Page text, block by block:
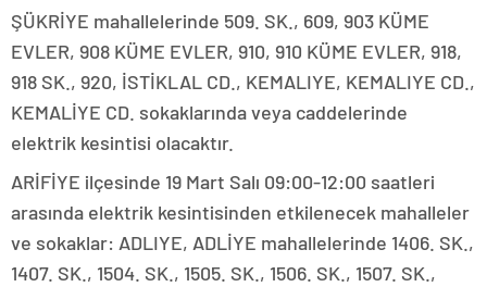
ŞÜKRİYE mahallelerinde 509. SK., 609, 903 KÜME
EVLER, 908 KÜME EVLER, 910, 910 KÜME EVLER, 918,
918 SK., 920, İSTİKLAL CD., KEMALIYE, KEMALIYE CD.,
KEMALİYE CD. sokaklarında veya caddelerinde
elektrik kesintisi olacaktır.
ARİFİYE ilçesinde 19 Mart Salı 09:00-12:00 saatleri
arasında elektrik kesintisinden etkilenecek mahalleler
ve sokaklar: ADLIYE, ADLİYE mahallelerinde 1406. SK.,
1407. SK., 1504. SK., 1505. SK., 1506. SK., 1507. SK.,